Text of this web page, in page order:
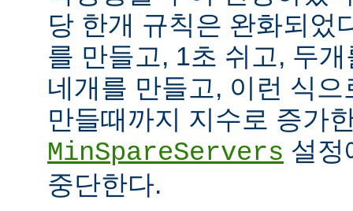
당 한개 규칙은 완화되었
를 만들고, 1초 쉬고, 두
네개를 만들고, 이런 식
만들때까지 지수로 증가
MinSpareServers 설정
중단한다.